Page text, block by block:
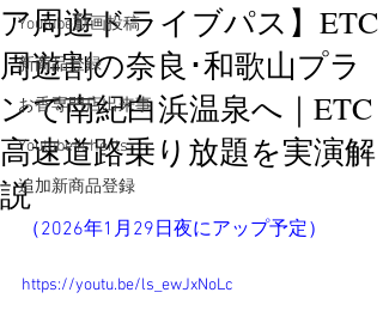
Youtube動画投稿
新商品登録
お香専門店出来事
Youtube#shorts
追加新商品登録
ア周遊ドライブパス】ETC
周遊割の奈良･和歌山プラ
ンで南紀白浜温泉へ｜ETC
高速道路乗り放題を実演解
説
（2026年1月29日夜にアップ予定）
https://youtu.be/ls_ewJxNoLc